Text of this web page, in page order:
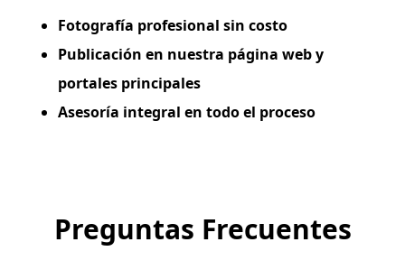
Fotografía profesional sin costo
Publicación en nuestra página web y
portales principales
Asesoría integral en todo el proceso
Preguntas Frecuentes